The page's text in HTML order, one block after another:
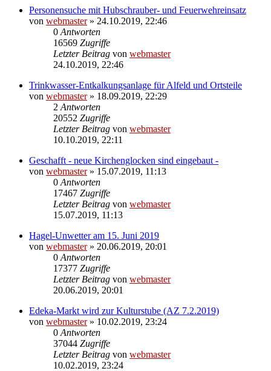
Personensuche mit Hubschrauber- und Feuerwehreinsatz
von webmaster» 24.10.2019, 22:46
0 Antworten
16569 Zugriffe
Letzter Beitrag von webmaster
24.10.2019, 22:46
Trinkwasser-Entkalkungsanlage für Alfeld und Ortsteile
von webmaster» 18.09.2019, 22:29
2 Antworten
20552 Zugriffe
Letzter Beitrag von webmaster
10.10.2019, 22:11
Geschafft - neue Kirchenglocken sind eingebaut -
von webmaster» 15.07.2019, 11:13
0 Antworten
17467 Zugriffe
Letzter Beitrag von webmaster
15.07.2019, 11:13
Hagel-Unwetter am 15. Juni 2019
von webmaster» 20.06.2019, 20:01
0 Antworten
17377 Zugriffe
Letzter Beitrag von webmaster
20.06.2019, 20:01
Edeka-Markt wird zur Kulturstube (AZ 7.2.2019)
von webmaster» 10.02.2019, 23:24
0 Antworten
37044 Zugriffe
Letzter Beitrag von webmaster
10.02.2019, 23:24